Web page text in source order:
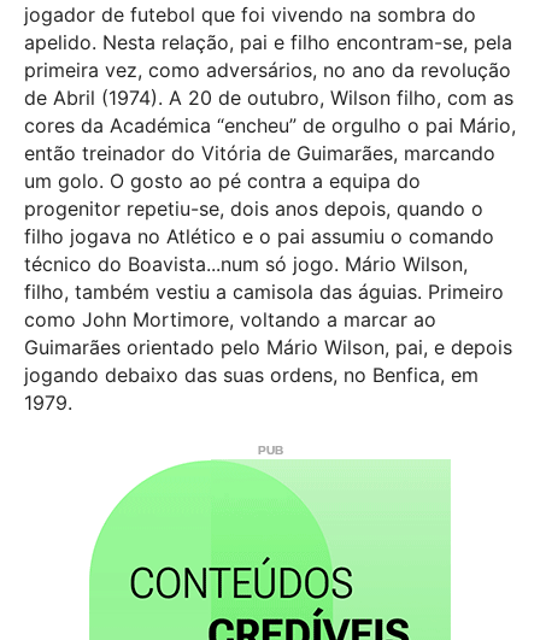
jogador de futebol que foi vivendo na sombra do
apelido. Nesta relação, pai e filho encontram-se, pela
primeira vez, como adversários, no ano da revolução
de Abril (1974). A 20 de outubro, Wilson filho, com as
cores da Académica “encheu” de orgulho o pai Mário,
então treinador do Vitória de Guimarães, marcando
um golo. O gosto ao pé contra a equipa do
progenitor repetiu-se, dois anos depois, quando o
filho jogava no Atlético e o pai assumiu o comando
técnico do Boavista...num só jogo. Mário Wilson,
filho, também vestiu a camisola das águias. Primeiro
como John Mortimore, voltando a marcar ao
Guimarães orientado pelo Mário Wilson, pai, e depois
jogando debaixo das suas ordens, no Benfica, em
1979.